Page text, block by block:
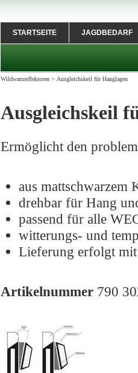
STARTSEITE JAGDBEDARF
Wildwarnreflektoren > Ausgleichskeil für Hanglagen
Ausgleichskeil
Ermöglicht den
aus mattschwarzem
drehbar für Hang
passend für alle
witterungs- und
Lieferung erfolgt
Artikelnummer 790